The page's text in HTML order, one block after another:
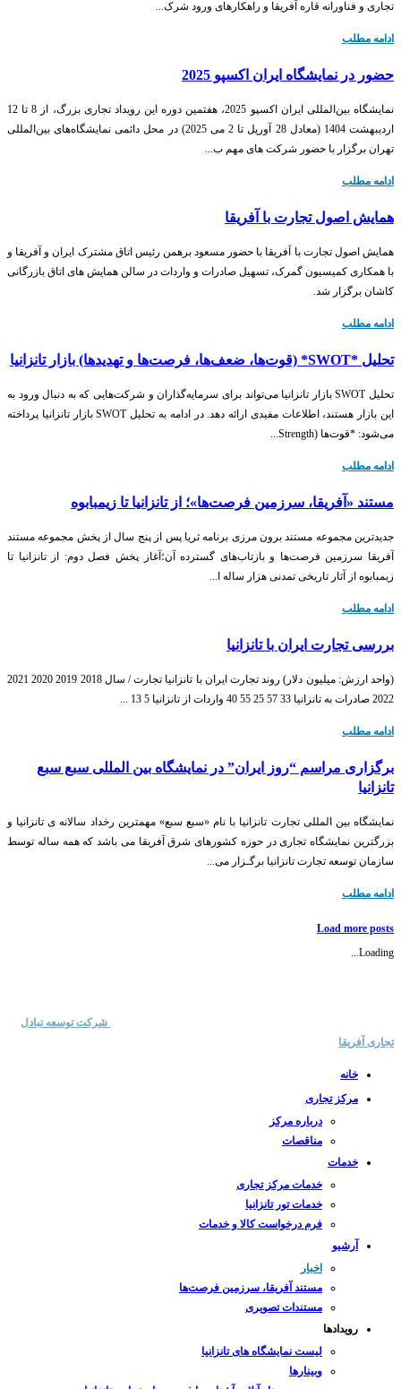
تجاری و فناورانه قاره آفریقا و راهکارهای ورود شرک...
ادامه مطلب
حضور در نمایشگاه ایران اکسپو 2025
نمایشگاه بین‌المللی ایران اکسپو 2025، هفتمین دوره این رویداد تجاری بزرگ، از 8 تا 12
اردیبهشت 1404 (معادل 28 آوریل تا 2 می 2025) در محل دائمی نمایشگاه‌های بین‌المللی
تهران برگزار با حضور شرکت های مهم ب...
ادامه مطلب
همایش اصول تجارت با آفریقا
همایش اصول تجارت با آفریقا با حضور مسعود برهمن رئیس اتاق مشترک ایران و آفریقا و
با همکاری کمیسیون گمرک، تسهیل صادرات و واردات در سالن همایش های اتاق بازرگانی
کاشان برگزار شد.
ادامه مطلب
تحلیل *SWOT* (قوت‌ها، ضعف‌ها، فرصت‌ها و تهدیدها) بازار تانزانیا
تحلیل SWOT بازار تانزانیا می‌تواند برای سرمایه‌گذاران و شرکت‌هایی که به دنبال ورود به
این بازار هستند، اطلاعات مفیدی ارائه دهد. در ادامه به تحلیل SWOT بازار تانزانیا پرداخته
می‌شود: *قوت‌ها (Strength...
ادامه مطلب
مستند «آفریقا، سرزمین فرصت‌ها»؛ از تانزانیا تا زیمبابوه
جدیدترین مجموعه مستند برون مرزی برنامه ثریا پس از پنج سال از پخش مجموعه مستند
آفریقا سرزمین فرصت‌ها و بازتاب‌های گسترده آن؛آغاز پخش فصل دوم: از تانزانیا تا
زیمبابوه از آثار تاریخی تمدنی هزار ساله ا...
ادامه مطلب
بررسی تجارت ایران با تانزانیا
(واحد ارزش: میلیون دلار) روند تجارت ایران با تانزانیا تجارت / سال 2018 2019 2020 2021
2022 صادرات به تانزانیا 33 57 25 55 40 واردات از تانزانیا 5 13 ...
ادامه مطلب
برگزاری مراسم “روز ایران” در نمایشگاه بین المللی سبع سبع
تانزانیا
نمایشگاه بین المللی تجارت تانزانیا با نام «سبع سبع» مهمترین رخداد سالانه ی تانزانیا و
بزرگترین نمایشگاه تجاری در حوزه کشورهای شرق آفریقا می باشد که همه ساله توسط
سازمان توسعه تجارت تانزانیا برگـزار می...
ادامه مطلب
Load more posts
Loading...
شرکت توسعه تبادل
تجاری آفریقا
خانه
مرکز تجاری
درباره مرکز
مناقصات
خدمات
خدمات مرکز تجاری
خدمات تور تانزانیا
فرم درخواست کالا و خدمات
آرشیو
اخبار
مستند آفریقا، سرزمین فرصت‌ها
مستندات تصویری
رویدادها
لیست نمایشگاه های تانزانیا
وبینارها